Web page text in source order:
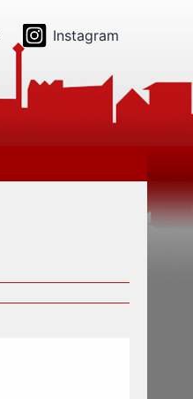
Instagram